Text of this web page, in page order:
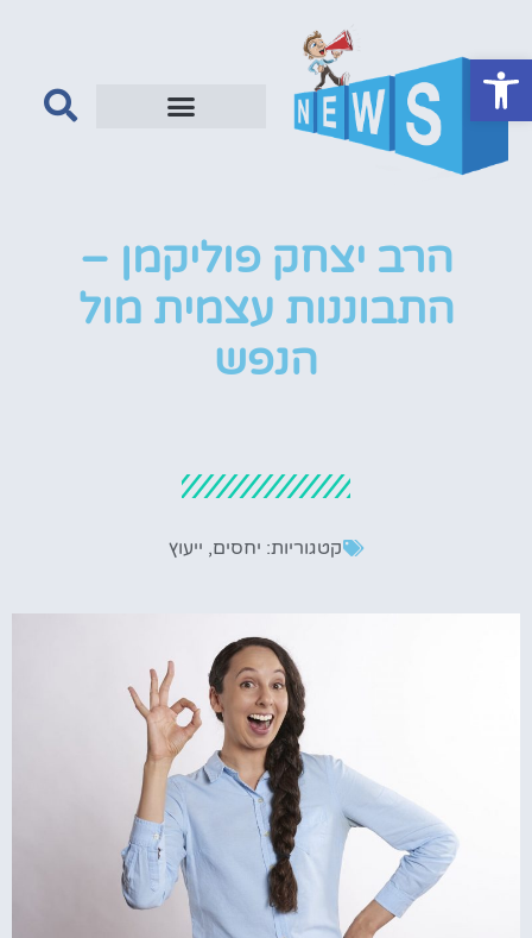
הרב יצחק פוליקמן –
התבוננות עצמית מול
הנפש
קטגוריות: יחסים, ייעוץ
פתח סרגל נגישות